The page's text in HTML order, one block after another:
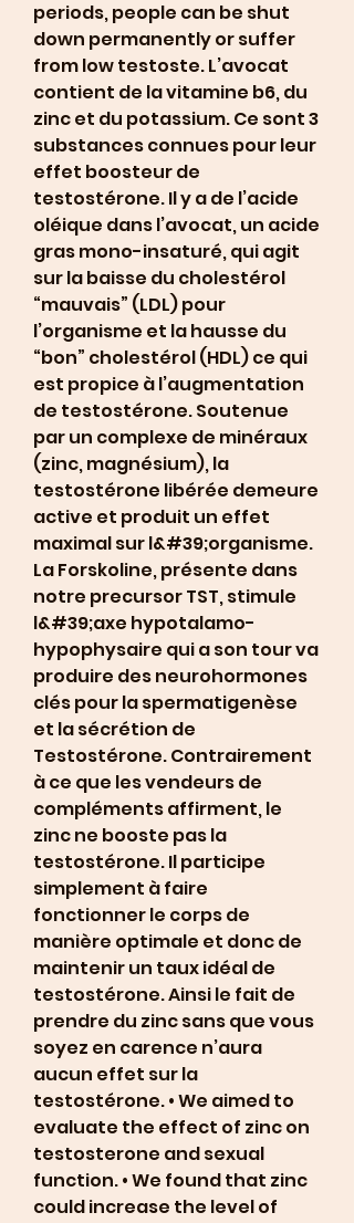
periods, people can be shut
down permanently or suffer
from low testoste. L’avocat
contient de la vitamine b6, du
zinc et du potassium. Ce sont 3
substances connues pour leur
effet boosteur de
testostérone. Il y a de l’acide
oléique dans l’avocat, un acide
gras mono-insaturé, qui agit
sur la baisse du cholestérol
“mauvais” (LDL) pour
l’organisme et la hausse du
“bon” cholestérol (HDL) ce qui
est propice à l’augmentation
de testostérone. Soutenue
par un complexe de minéraux
(zinc, magnésium), la
testostérone libérée demeure
active et produit un effet
maximal sur l&#39;organisme.
La Forskoline, présente dans
notre precursor TST, stimule
l&#39;axe hypotalamo-
hypophysaire qui a son tour va
produire des neurohormones
clés pour la spermatigenèse
et la sécrétion de
Testostérone. Contrairement
à ce que les vendeurs de
compléments affirment, le
zinc ne booste pas la
testostérone. Il participe
simplement à faire
fonctionner le corps de
manière optimale et donc de
maintenir un taux idéal de
testostérone. Ainsi le fait de
prendre du zinc sans que vous
soyez en carence n’aura
aucun effet sur la
testostérone. • We aimed to
evaluate the effect of zinc on
testosterone and sexual
function. • We found that zinc
could increase the level of